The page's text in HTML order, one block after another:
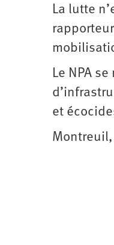
La lutte
Le NPA
et
Montreuil,